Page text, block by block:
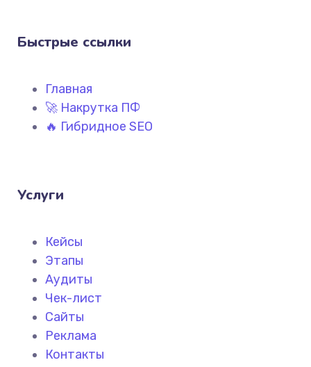
Быстрые ссылки
Главная
🚀 Накрутка ПФ
🔥 Гибридное SEO
Услуги
Кейсы
Этапы
Аудиты
Чек-лист
Сайты
Реклама
Контакты